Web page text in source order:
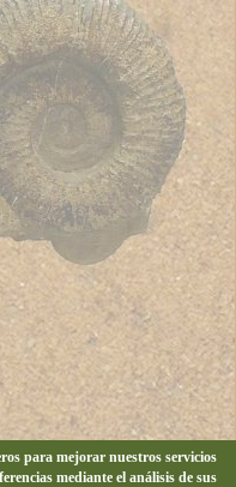
para mejorar nuestros servicios
mediante el análisis de sus